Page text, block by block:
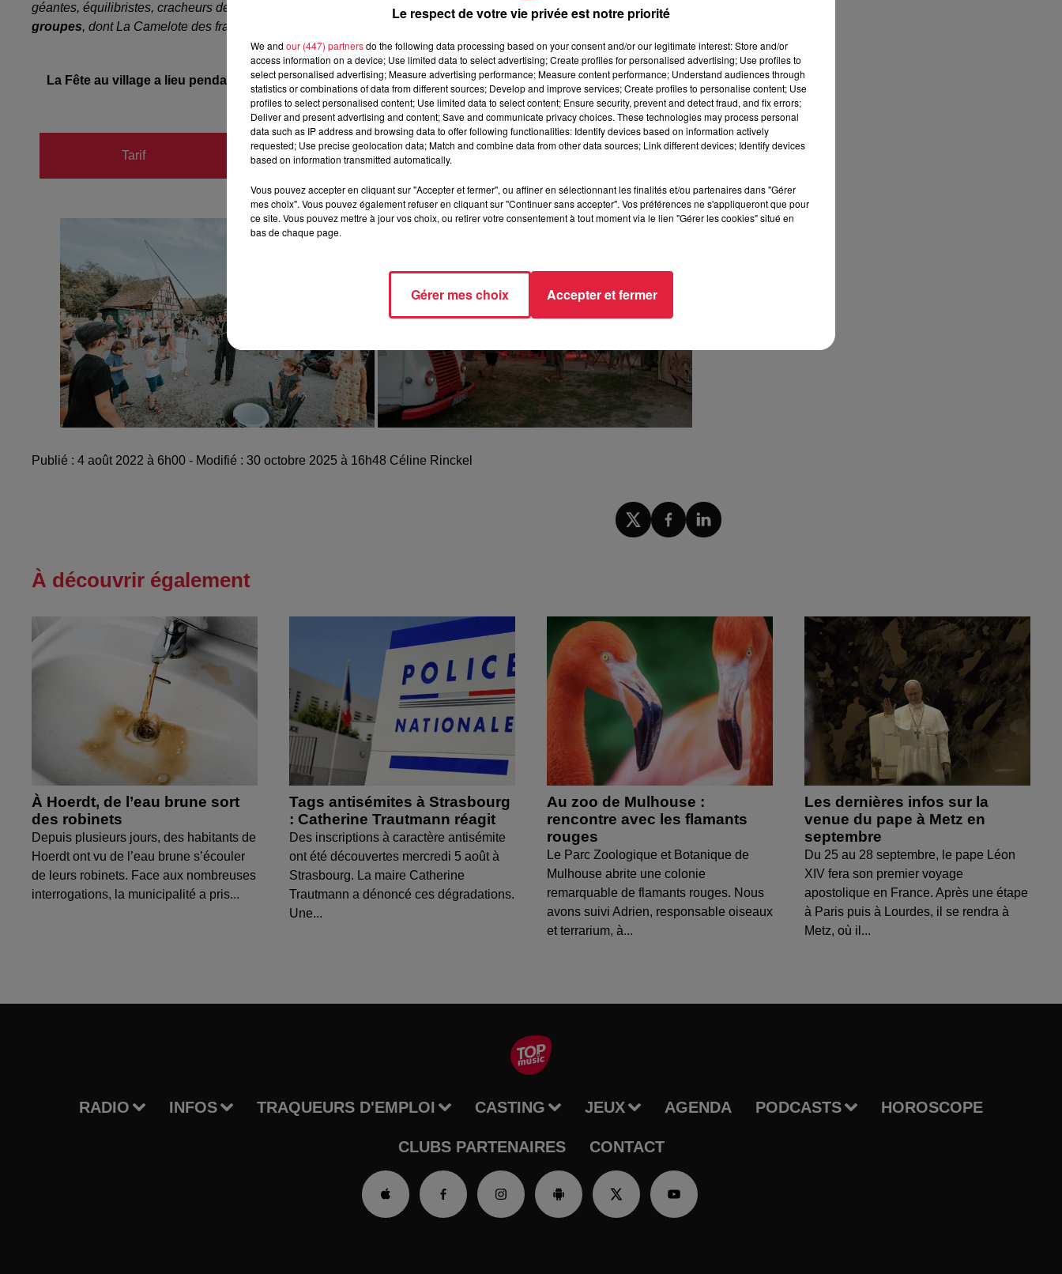
géantes, équilibristes, cracheurs de feu ... Quant à l’ambiance musicale et festive, elle devrait être assurée par
différents
groupes, dont La Camelote des frangins Lindecker, Bal’Us’Trad, Les Escrocs du Swing et Christel Kern ».
.........................................
La Fête au village a lieu pendant sept soirées à l’Ecomusée d’Alsace à Ungerhseim : les 5, 6, 12, 13, 14, 19 et 20
août, de 18h à 23h.
Tarif
Payant
Billetterie sur place 11€ / billetterie en ligne 10€ (uniquement pour la fête du village)
Publié : 4 août 2022 à 6h00 - Modifié : 30 octobre 2025 à 16h48 Céline Rinckel
À découvrir également
À Hoerdt, de l’eau brune sort
des robinets
Depuis plusieurs jours, des habitants de
Hoerdt ont vu de l’eau brune s’écouler
de leurs robinets. Face aux nombreuses
interrogations, la municipalité a pris...
Tags antisémites à Strasbourg
: Catherine Trautmann réagit
Des inscriptions à caractère antisémite
ont été découvertes mercredi 5 août à
Strasbourg. La maire Catherine
Trautmann a dénoncé ces dégradations.
Une...
Au zoo de Mulhouse :
rencontre avec les flamants
rouges
Le Parc Zoologique et Botanique de
Mulhouse abrite une colonie
remarquable de flamants rouges. Nous
avons suivi Adrien, responsable oiseaux
et terrarium, à...
Les dernières infos sur la
venue du pape à Metz en
septembre
Du 25 au 28 septembre, le pape Léon
XIV fera son premier voyage
apostolique en France. Après une étape
à Paris puis à Lourdes, il se rendra à
Metz, où il...
RADIO INFOS TRAQUEURS D'EMPLOI CASTING JEUX AGENDA PODCASTS HOROSCOPE
CLUBS PARTENAIRES CONTACT
Le respect de votre vie privée est notre priorité
We and our (447) partnersdo the following data processing based on your consent and/or our legitimate interest: Store and/or
access information on a device; Use limited data to select advertising; Create profiles for personalised advertising; Use profiles to
select personalised advertising; Measure advertising performance; Measure content performance; Understand audiences through
statistics or combinations of data from different sources; Develop and improve services; Create profiles to personalise content; Use
profiles to select personalised content; Use limited data to select content; Ensure security, prevent and detect fraud, and fix errors;
Deliver and present advertising and content; Save and communicate privacy choices. These technologies may process personal
data such as IP address and browsing data to offer following functionalities: Identify devices based on information actively
requested; Use precise geolocation data; Match and combine data from other data sources; Link different devices; Identify devices
based on information transmitted automatically.
Vous pouvez accepter en cliquant sur "Accepter et fermer", ou affiner en sélectionnant les finalités et/ou partenaires dans "Gérer
mes choix". Vous pouvez également refuser en cliquant sur "Continuer sans accepter". Vos préférences ne s'appliqueront que pour
ce site. Vous pouvez mettre à jour vos choix, ou retirer votre consentement à tout moment via le lien "Gérer les cookies" situé en
bas de chaque page.
Gérer mes choix Accepter et fermer